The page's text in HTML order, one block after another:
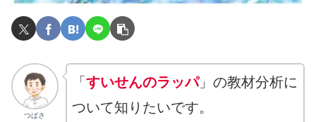
つばさ
「すいせんのラッパ」の教材分析に
ついて知りたいです。